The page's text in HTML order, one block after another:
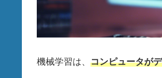
機械学習は、 コンピュータが